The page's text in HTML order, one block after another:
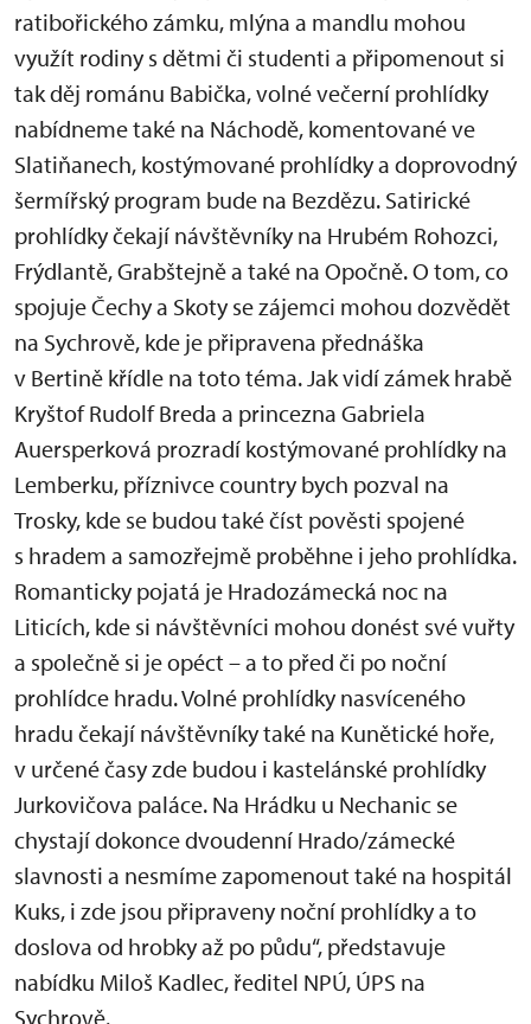
ratibořického zámku, mlýna a mandlu mohou
využít rodiny s dětmi či studenti a připomenout si
tak děj románu Babička, volné večerní prohlídky
nabídneme také na Náchodě, komentované ve
Slatiňanech, kostýmované prohlídky a doprovodný
šermířský program bude na Bezdězu. Satirické
prohlídky čekají návštěvníky na Hrubém Rohozci,
Frýdlantě, Grabštejně a také na Opočně. O tom, co
spojuje Čechy a Skoty se zájemci mohou dozvědět
na Sychrově, kde je připravena přednáška
v Bertině křídle na toto téma. Jak vidí zámek hrabě
Kryštof Rudolf Breda a princezna Gabriela
Auersperková prozradí kostýmované prohlídky na
Lemberku, příznivce country bych pozval na
Trosky, kde se budou také číst pověsti spojené
s hradem a samozřejmě proběhne i jeho prohlídka.
Romanticky pojatá je Hradozámecká noc na
Liticích, kde si návštěvníci mohou donést své vuřty
a společně si je opéct – a to před či po noční
prohlídce hradu. Volné prohlídky nasvíceného
hradu čekají návštěvníky také na Kunětické hoře,
v určené časy zde budou i kastelánské prohlídky
Jurkovičova paláce. Na Hrádku u Nechanic se
chystají dokonce dvoudenní Hrado/zámecké
slavnosti a nesmíme zapomenout také na hospitál
Kuks, i zde jsou připraveny noční prohlídky a to
doslova od hrobky až po půdu“, představuje
nabídku Miloš Kadlec, ředitel NPÚ, ÚPS na
Sychrově.